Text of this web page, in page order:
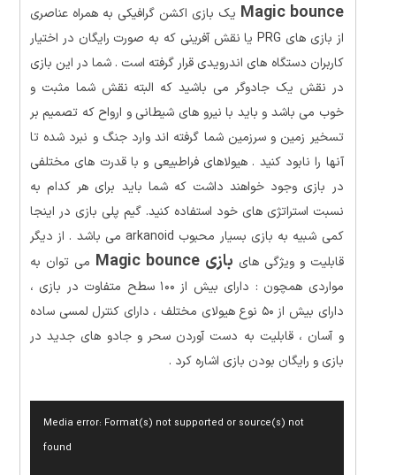
Magic bounce یک بازی اکشن گرافیکی به همراه عناصری
از بازی های PRG یا نقش آفرینی که به صورت رایگان در اختیار
کاربران دستگاه های اندرویدی قرار گرفته است . شما در این بازی
در نقش یک جادوگر می باشید که البته نقش شما مثبت و
خوب می باشد و باید با نیرو های شیطانی و ارواح که تصمیم بر
تسخیر زمین و سرزمین شما گرفته اند وارد جنگ و نبرد شده تا
آنها را نابود کنید . هیولاهای فراطبیعی و با قدرت های مختلفی
در بازی وجود خواهند داشت که شما باید برای هر کدام به
نسبت استراتژی های خود استفاده کنید. گیم پلی بازی در اینجا
کمی شبیه به بازی بسیار محبوب arkanoid می باشد . از دیگر
قابلیت و ویژگی های بازی Magic bounce
می توان به
مواردی همچون : دارای بیش از ۱۰۰ سطح متفاوت در بازی ،
دارای بیش از ۵۰ نوع هیولای مختلف ، دارای کنترل لمسی ساده
و آسان ، قابلیت به دست آوردن سحر و جادو های جدید در
بازی و رایگان بودن بازی اشاره کرد .
Media error: Format(s) not supported or source(s) not
found